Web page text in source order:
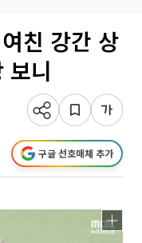
친 강간 상
니
구글 선호매체 추가